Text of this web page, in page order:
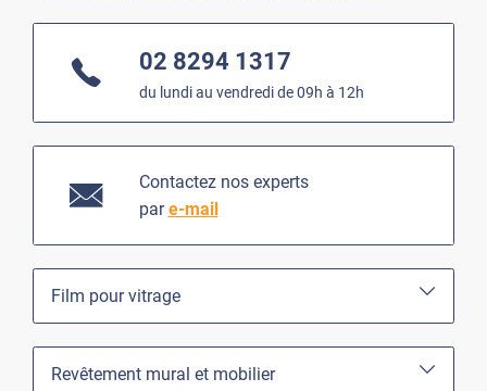
02 8294 1317
du lundi au vendredi de 09h à 12h
Contactez nos experts
pare-mail
Film pour vitrage
Revêtement mural et mobilier